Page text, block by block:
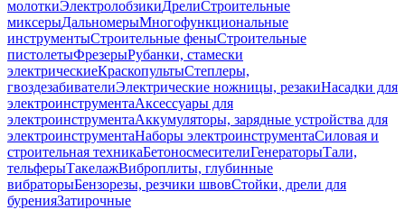
молоткиЭлектролобзикиДрелиСтроительные
миксерыДальномерыМногофункциональные
инструментыСтроительные феныСтроительные
пистолетыФрезерыРубанки, стамески
электрическиеКраскопультыСтеплеры,
гвоздезабивателиЭлектрические ножницы, резакиНасадки для
электроинструментаАксессуары для
электроинструментаАккумуляторы, зарядные устройства для
электроинструментаНаборы электроинструментаСиловая и
строительная техникаБетоносмесителиГенераторыТали,
тельферыТакелажВиброплиты, глубинные
вибраторыБензорезы, резчики швовСтойки, дрели для
буренияЗатирочные